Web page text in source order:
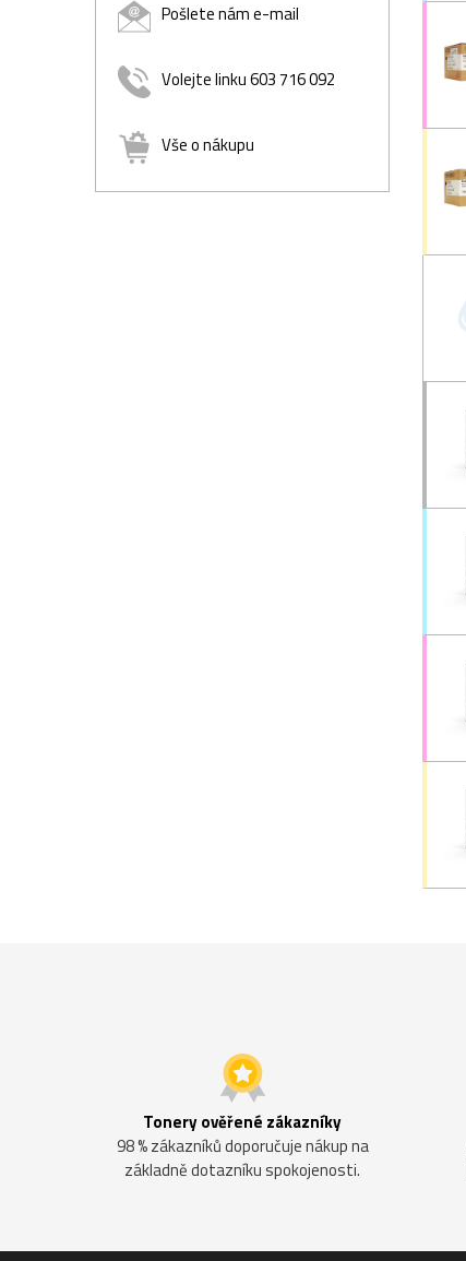
Pošlete nám e-mail
Volejte linku 603 716 092
Vše o nákupu
Tonery ověřené zákazníky
98 % zákazníků doporučuje nákup na
základně dotazníku spokojenosti.